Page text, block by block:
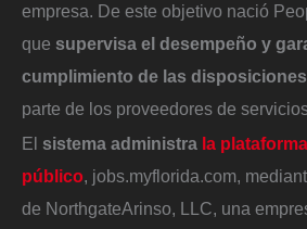
empresa. De este objetivo nació
que supervisa el desempeño y
cumplimiento de las
parte de los proveedores de
El sistema administra la
público, jobs.myflorida.com,
de NorthgateArinso, LLC, una